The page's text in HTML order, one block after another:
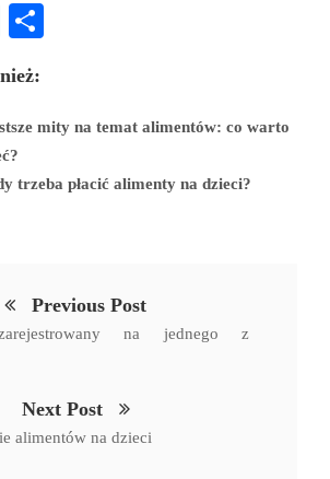
Li
ed
In
mity na temat alimentów: co warto
trzeba płacić alimenty na dzieci?
Previous Post
na jednego z
Next Post
alimentów na dzieci